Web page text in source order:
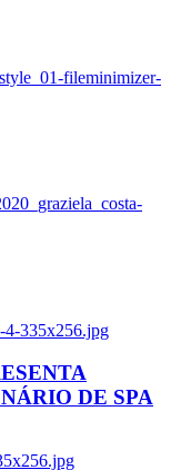
fileminimizer-
4-335x256.jpg
DE SPA